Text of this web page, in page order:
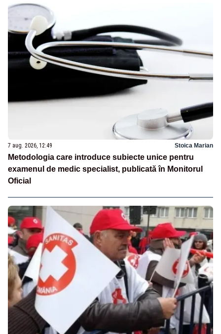
7 aug. 2026, 12:49 Stoica Marian
Metodologia care introduce subiecte unice pentru
examenul de medic specialist, publicată în Monitorul
Oficial